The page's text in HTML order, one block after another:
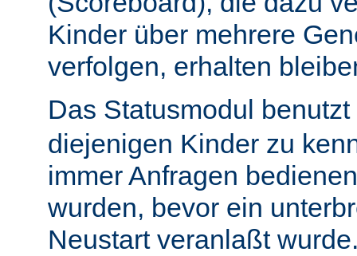
Kinder über mehrere
verfolgen, erhalten
Das Statusmodul
diejenigen Kinder zu
immer Anfragen
wurden, bevor ein
Neustart veranlaßt